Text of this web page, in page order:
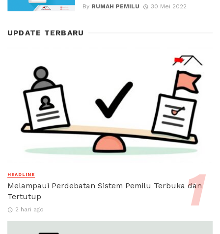
By RUMAH PEMILU 30 Mei 2022
UPDATE TERBARU
HEADLINE
Melampaui Perdebatan Sistem Pemilu Terbuka dan
Tertutup
2 hari ago